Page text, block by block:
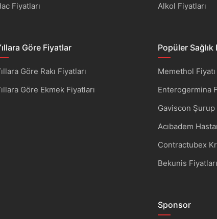
Fiyatları
Göre Fiyatlar
Göre Rakı Fiyatları
Göre Ekmek Fiyatları
Alkol Fiyatları
Popüler Sağlık
Memethol Fiyatı
Enterogermina
Gaviscon Şurup
Acıbadem
Contractubex
Bekunis Fiyatları
Sponsor